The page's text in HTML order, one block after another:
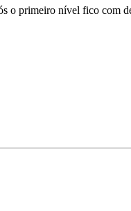
o primeiro nível fico com